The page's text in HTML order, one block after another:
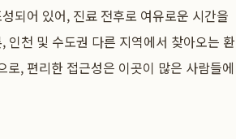
되어 있어, 진료 전후로 여유로운 시간을
인천 및 수도권 다른 지역에서 찾아오는 환
, 편리한 접근성은 이곳이 많은 사람들에